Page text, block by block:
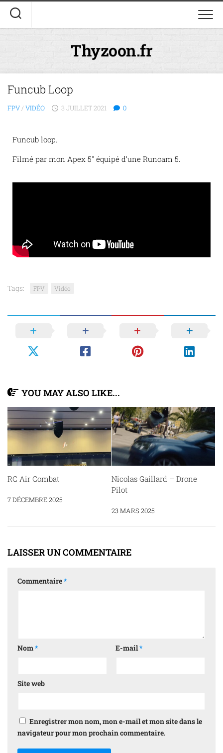
Thyzoon.fr
Funcub Loop
FPV/ VIDÉO 3 JUILLET 2021 0
Funcub loop.
Filmé par mon Apex 5″ équipé d’une Runcam 5.
Tags: FPV Vidéo
YOU MAY ALSO LIKE...
RC Air Combat
7 DÉCEMBRE 2025
Nicolas Gaillard – Drone
Pilot
23 MARS 2025
LAISSER UN COMMENTAIRE
Commentaire*
Nom* E-mail*
Site web
Enregistrer mon nom, mon e-mail et mon site dans le
navigateur pour mon prochain commentaire.